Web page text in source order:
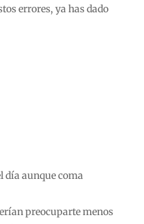
errores, ya has dado
día aunque coma
preocuparte menos